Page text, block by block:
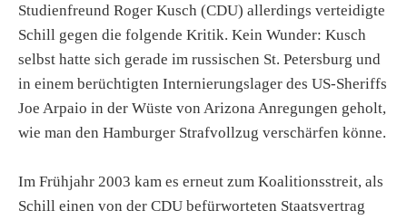
Studienfreund Roger Kusch (CDU) allerdings verteidigte
Schill gegen die folgende Kritik. Kein Wunder: Kusch
selbst hatte sich gerade im russischen St. Petersburg und
in einem berüchtigten Internierungslager des US-Sheriffs
Joe Arpaio in der Wüste von Arizona Anregungen geholt,
wie man den Hamburger Strafvollzug verschärfen könne.
Im Frühjahr 2003 kam es erneut zum Koalitionsstreit, als
Schill einen von der CDU befürworteten Staatsvertrag